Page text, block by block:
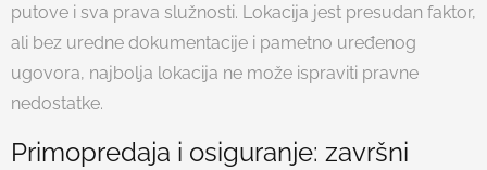
putove i sva prava služnosti. Lokacija jest presudan faktor,
ali bez uredne dokumentacije i pametno uređenog
ugovora, najbolja lokacija ne može ispraviti pravne
nedostatke.
Primopredaja i osiguranje: završni